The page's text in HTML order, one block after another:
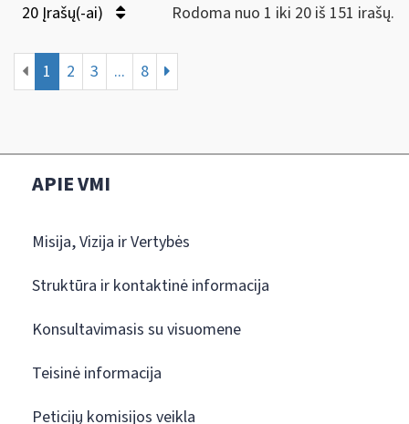
20 Įrašų(-ai) Rodoma nuo 1 iki 20 iš 151 irašų.
1 2 3 ... 8
APIE VMI
Misija, Vizija ir Vertybės
Struktūra ir kontaktinė informacija
Konsultavimasis su visuomene
Teisinė informacija
Peticijų komisijos veikla